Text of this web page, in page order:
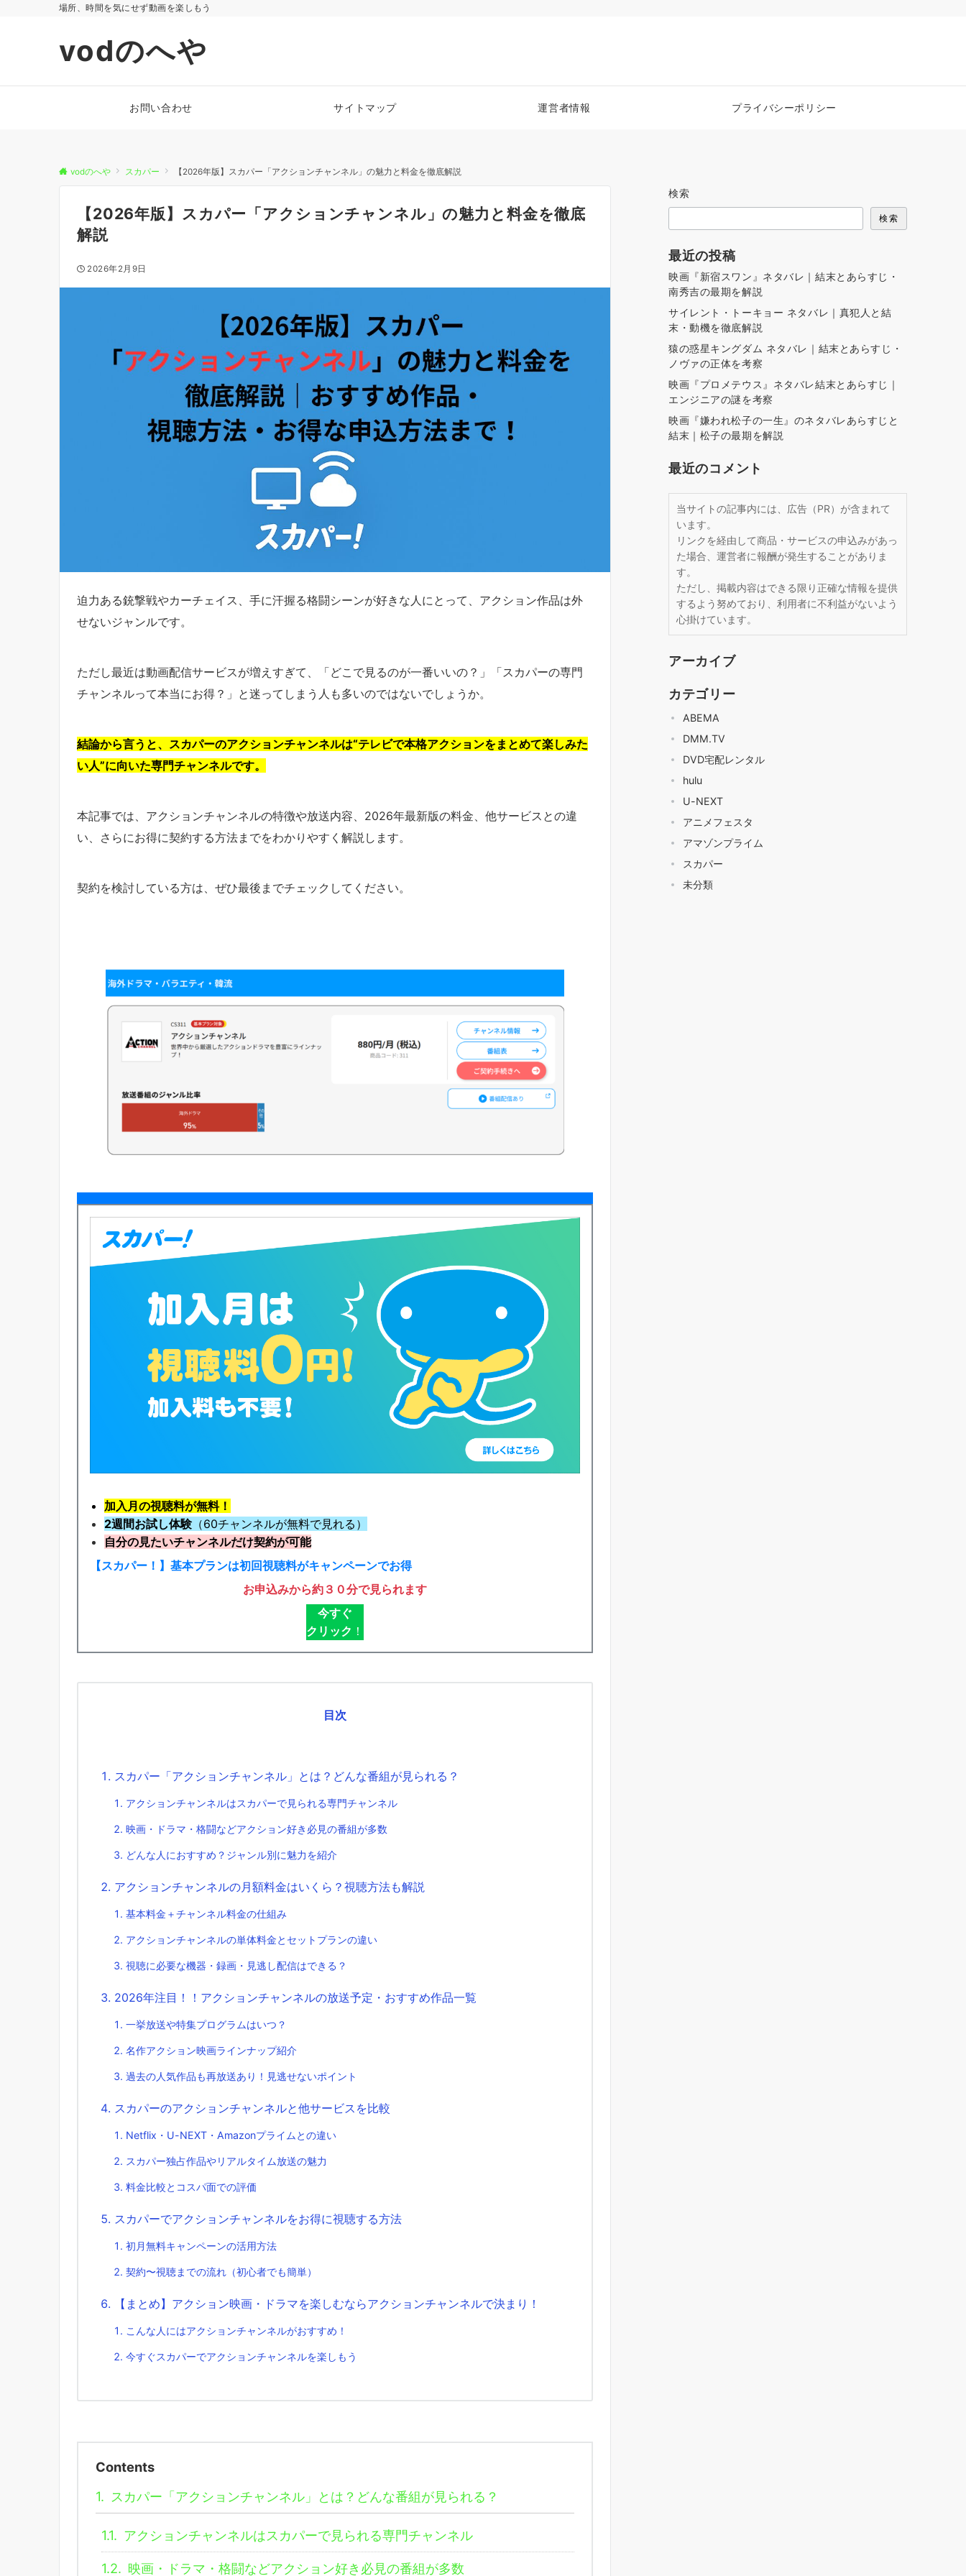
場所、時間を気にせず動画を楽しもう
vodのへや
お問い合わせ サイトマップ 運営者情報 プライバシーポリシー
vodのへや スカパー 【2026年版】スカパー「アクションチャンネル」の魅力と料金を徹底解説
【2026年版】スカパー「アクションチャンネル」の魅力と料金を徹底
解説
2026年2月9日
迫力ある銃撃戦やカーチェイス、手に汗握る格闘シーンが好きな人にとって、アクション作品は外
せないジャンルです。
ただし最近は動画配信サービスが増えすぎて、「どこで見るのが一番いいの？」「スカパーの専門
チャンネルって本当にお得？」と迷ってしまう人も多いのではないでしょうか。
結論から言うと、スカパーのアクションチャンネルは“テレビで本格アクションをまとめて楽しみた
い人”に向いた専門チャンネルです。
本記事では、アクションチャンネルの特徴や放送内容、2026年最新版の料金、他サービスとの違
い、さらにお得に契約する方法までをわかりやすく解説します。
契約を検討している方は、ぜひ最後までチェックしてください。
加入月の視聴料が無料！
2週間お試し体験（60チャンネルが無料で見れる）
自分の見たいチャンネルだけ契約が可能
【スカパー！】基本プランは初回視聴料がキャンペーンでお得
お申込みから約３０分で見られます
今すぐ
クリック ！
目次
スカパー「アクションチャンネル」とは？どんな番組が見られる？
アクションチャンネルはスカパーで見られる専門チャンネル
映画・ドラマ・格闘などアクション好き必見の番組が多数
どんな人におすすめ？ジャンル別に魅力を紹介
アクションチャンネルの月額料金はいくら？視聴方法も解説
基本料金＋チャンネル料金の仕組み
アクションチャンネルの単体料金とセットプランの違い
視聴に必要な機器・録画・見逃し配信はできる？
2026年注目！！アクションチャンネルの放送予定・おすすめ作品一覧
一挙放送や特集プログラムはいつ？
名作アクション映画ラインナップ紹介
過去の人気作品も再放送あり！見逃せないポイント
スカパーのアクションチャンネルと他サービスを比較
Netflix・U-NEXT・Amazonプライムとの違い
スカパー独占作品やリアルタイム放送の魅力
料金比較とコスパ面での評価
スカパーでアクションチャンネルをお得に視聴する方法
初月無料キャンペーンの活用方法
契約〜視聴までの流れ（初心者でも簡単）
【まとめ】アクション映画・ドラマを楽しむならアクションチャンネルで決まり！
こんな人にはアクションチャンネルがおすすめ！
今すぐスカパーでアクションチャンネルを楽しもう
Contents
1. スカパー「アクションチャンネル」とは？どんな番組が見られる？
1.1. アクションチャンネルはスカパーで見られる専門チャンネル
1.2. 映画・ドラマ・格闘などアクション好き必見の番組が多数
検索
検索
最近の投稿
映画『新宿スワン』ネタバレ｜結末とあらすじ・
南秀吉の最期を解説
サイレント・トーキョー ネタバレ｜真犯人と結
末・動機を徹底解説
猿の惑星キングダム ネタバレ｜結末とあらすじ・
ノヴァの正体を考察
映画『プロメテウス』ネタバレ結末とあらすじ｜
エンジニアの謎を考察
映画『嫌われ松子の一生』のネタバレあらすじと
結末｜松子の最期を解説
最近のコメント
当サイトの記事内には、広告（PR）が含まれて
います。
リンクを経由して商品・サービスの申込みがあっ
た場合、運営者に報酬が発生することがありま
す。
ただし、掲載内容はできる限り正確な情報を提供
するよう努めており、利用者に不利益がないよう
心掛けています。
アーカイブ
カテゴリー
ABEMA
DMM.TV
DVD宅配レンタル
hulu
U-NEXT
アニメフェスタ
アマゾンプライム
スカパー
未分類